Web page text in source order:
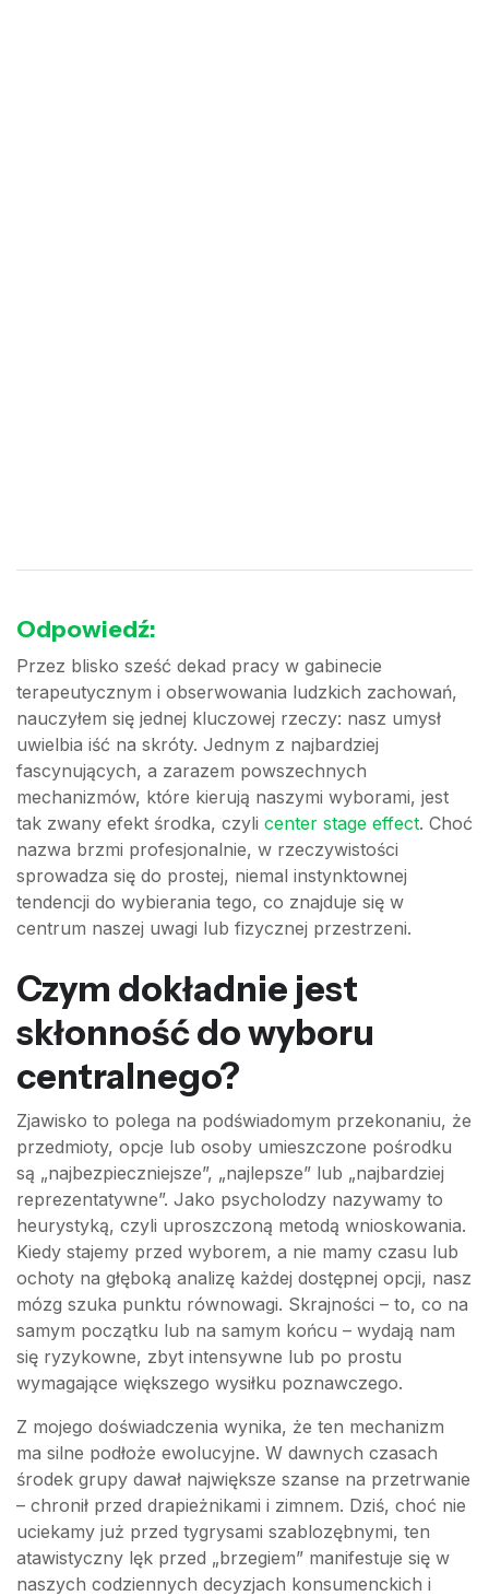
Odpowiedź:
Przez blisko sześć dekad pracy w gabinecie
terapeutycznym i obserwowania ludzkich zachowań,
nauczyłem się jednej kluczowej rzeczy: nasz umysł
uwielbia iść na skróty. Jednym z najbardziej
fascynujących, a zarazem powszechnych
mechanizmów, które kierują naszymi wyborami, jest
tak zwany efekt środka, czyli center stage effect. Choć
nazwa brzmi profesjonalnie, w rzeczywistości
sprowadza się do prostej, niemal instynktownej
tendencji do wybierania tego, co znajduje się w
centrum naszej uwagi lub fizycznej przestrzeni.
Czym dokładnie jest
skłonność do wyboru
centralnego?
Zjawisko to polega na podświadomym przekonaniu, że
przedmioty, opcje lub osoby umieszczone pośrodku
są „najbezpieczniejsze”, „najlepsze” lub „najbardziej
reprezentatywne”. Jako psycholodzy nazywamy to
heurystyką, czyli uproszczoną metodą wnioskowania.
Kiedy stajemy przed wyborem, a nie mamy czasu lub
ochoty na głęboką analizę każdej dostępnej opcji, nasz
mózg szuka punktu równowagi. Skrajności – to, co na
samym początku lub na samym końcu – wydają nam
się ryzykowne, zbyt intensywne lub po prostu
wymagające większego wysiłku poznawczego.
Z mojego doświadczenia wynika, że ten mechanizm
ma silne podłoże ewolucyjne. W dawnych czasach
środek grupy dawał największe szanse na przetrwanie
– chronił przed drapieżnikami i zimnem. Dziś, choć nie
uciekamy już przed tygrysami szablozębnymi, ten
atawistyczny lęk przed „brzegiem” manifestuje się w
naszych codziennych decyzjach konsumenckich i